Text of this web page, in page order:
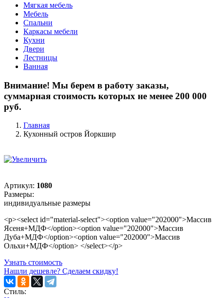
Мягкая мебель
Мебель
Спальни
Каркасы мебели
Кухни
Двери
Лестницы
Ванная
Внимание! Мы берем в работу заказы,
суммарная стоимость которых не менее 200 000
руб.
Главная
Кухонный остров Йоркшир
Артикул: 1080
Размеры:
индивидуальные размеры
<p><select id="material-select"><option value="202000">Массив
Ясеня+МДФ</option><option value="202000">Массив
Дуба+МДФ</option><option value="202000">Массив
Ольхи+МДФ</option> </select></p>
Узнать стоимость
Нашли дешевле? Сделаем скидку!
Стиль: